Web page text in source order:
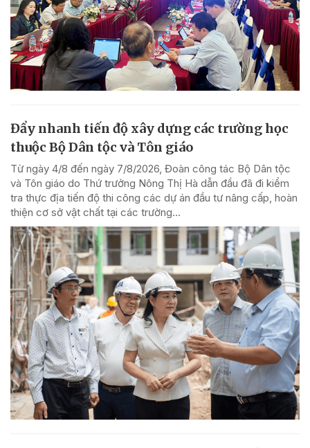
Đẩy nhanh tiến độ xây dựng các trường học
thuộc Bộ Dân tộc và Tôn giáo
Từ ngày 4/8 đến ngày 7/8/2026, Đoàn công tác Bộ Dân tộc
và Tôn giáo do Thứ trưởng Nông Thị Hà dẫn đầu đã đi kiểm
tra thực địa tiến độ thi công các dự án đầu tư nâng cấp, hoàn
thiện cơ sở vật chất tại các trường...